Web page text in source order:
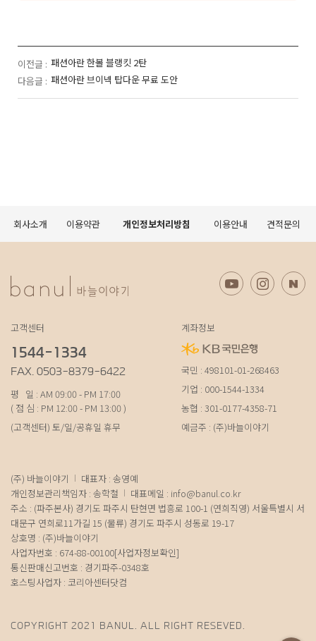
이전글 : 패션아란 한볼 블랭킷 2탄
다음글 : 패션아란 브이넥 탑다운 무료 도안
회사소개 이용약관 개인정보처리방침 이용안내 견적문의
고객센터
1544-1334
FAX. 0503-8379-6422
평 일 : AM 09:00 - PM 17:00
( 점 심 : PM 12:00 - PM 13:00 )
(고객센터) 토/일/공휴일 휴무
계좌정보
국민 : 498101-01-268463
기업 : 000-1544-1334
농협 : 301-0177-4358-71
예금주 : (주)바늘이야기
(주) 바늘이야기
대표자 : 송영예
개인정보관리책임자 : 송학철
대표메일 : info@banul.co.kr
주소 : (파주본사) 경기도 파주시 탄현면 법흥로 100-1 (연희직영) 서울특별시 서
대문구 연희로11가길 15 (물류) 경기도 파주시 성동로 19-17
상호명 : (주)바늘이야기
사업자번호 : 674-88-00100[사업자정보확인]
통신판매신고번호 : 경기파주-0348호
호스팅사업자 : 코리아센터닷컴
COPYRIGHT 2021 BANUL. ALL RIGHT RESEVED.